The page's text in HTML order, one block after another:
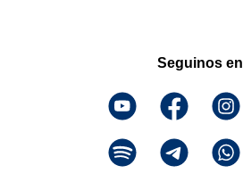
Seguinos en